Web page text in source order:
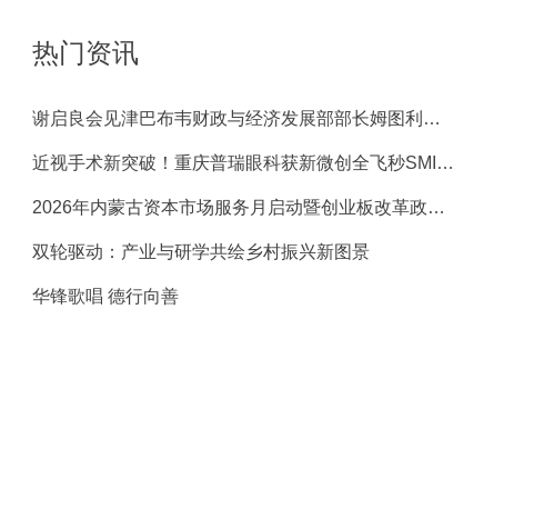
热门资讯
谢启良会见津巴布韦财政与经济发展部部长姆图利・恩库贝一行
近视手术新突破！重庆普瑞眼科获新微创全飞秒SMILE pro手术质量先锋奖
2026年内蒙古资本市场服务月启动暨创业板改革政策宣介会成功举办
双轮驱动：产业与研学共绘乡村振兴新图景
华锋歌唱 德行向善